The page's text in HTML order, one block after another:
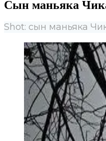
Сын маньяка
Shot: сын маньяка